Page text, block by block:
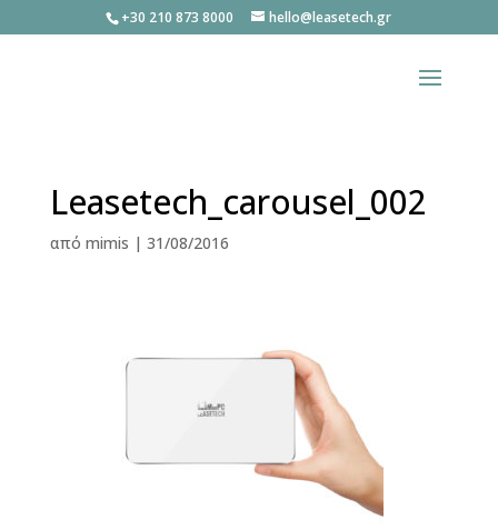
+30 210 873 8000 hello@leasetech.gr
Leasetech_carousel_002
από mimis | 31/08/2016